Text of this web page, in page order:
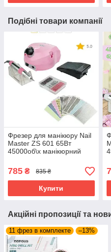
Подібні товари компанії
Фрезер для манікюру Nail
Master ZS 601 65Вт
45000об\х манікюрний
машинка для нігтів DM
202
785 ₴ 835 ₴
Купити
Акційні пропозиції та
11 фрез в комплекте –13%